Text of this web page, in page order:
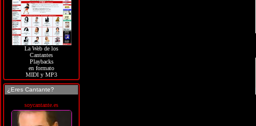
La Web de los
Cantantes
Playbacks
en formato
MIDI y MP3
¿Eres Cantante?
soycantante.es